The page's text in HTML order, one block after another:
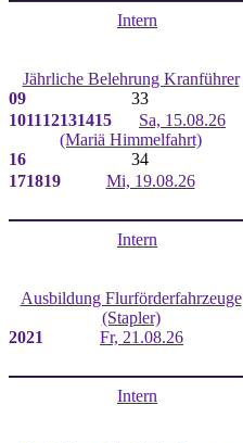
Intern
Jährliche Belehrung Kranführer
09
33
101112131415
Sa, 15.08.26
(Mariä Himmelfahrt)
16
34
171819 Mi, 19.08.26
Intern
Ausbildung Flurförderfahrzeuge
(Stapler)
2021 Fr, 21.08.26
Intern